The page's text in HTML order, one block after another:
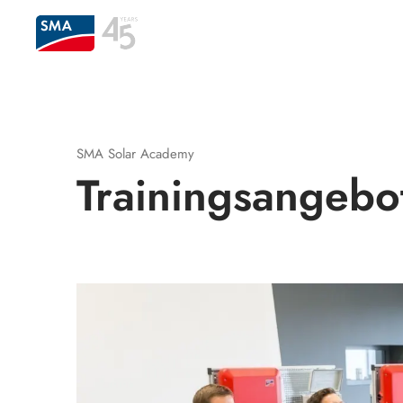
SMA Solar Academy